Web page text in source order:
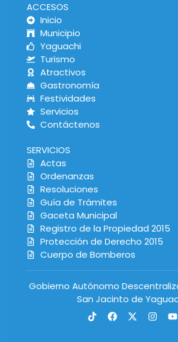
ACCESOS
Inicio
Municipio
Yaguachi
Turismo
Atractivos
Gastronomía
Festividades
Servicios
Contáctenos
SERVICIOS
Actas
Ordenanzas
Resoluciones
Guía de Trámites
Gaceta Municipal
Registro de la Propiedad 2015
Protección de Derecho 2015
Cuerpo de Bomberos
Gobierno Autónomo
San Jacinto de